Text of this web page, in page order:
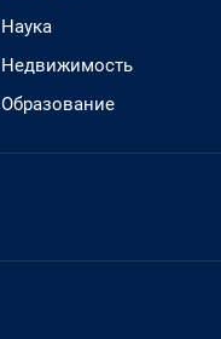
Наука
Недвижимость
Образование